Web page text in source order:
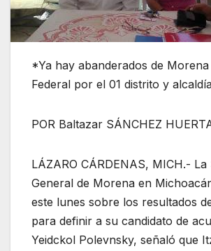
*Ya hay abanderados de
Federal por el 01 distrito y
POR Baltazar SÁNCHEZ
LÁZARO CÁRDENAS, MICH.-
General de Morena en
este lunes sobre los resultados
para definir a su candidato de
Yeidckol Polevnsky, señaló que